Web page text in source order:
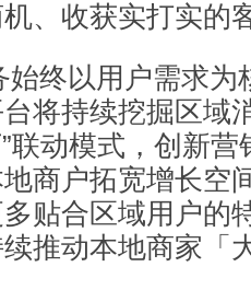
、收获实打实的
始终以用户需求为
将持续挖掘区域
联动模式，创新
商户拓宽增长空
贴合区域用户的
推动本地商家「